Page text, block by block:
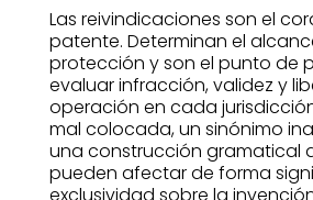
Las reivindicaciones son el
patente. Determinan el
protección y son el punto de
evaluar infracción, validez y
operación en cada
mal colocada, un sinónimo
una construcción gramatical
pueden afectar de forma